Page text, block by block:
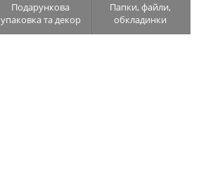
Подарункова
упаковка та декор
Папки, файли,
обкладинки